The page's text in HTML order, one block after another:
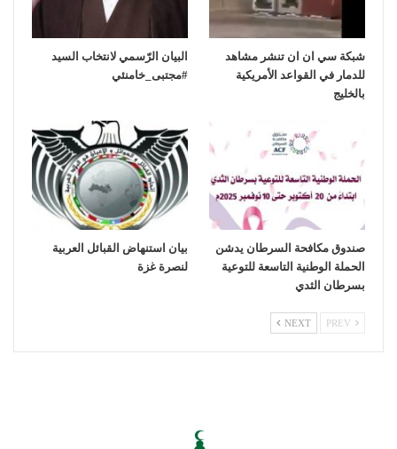
شبكة سي ان ان تنشر مشاهد
للدمار في القواعد الأمريكية
بالخليج
‏البيان الرّسمي لانتخاب السيد
صندوق مكافحة السرطان يدشن
الحملة الوطنية التاسعة للتوعية
بسرطان الثدي
بيان استنهاض القبائل العربية
لنصرة غزة
NEXT